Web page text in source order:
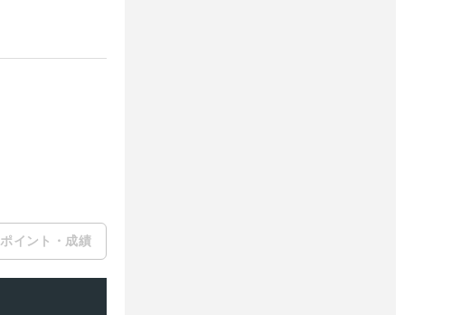
ポイント・成績